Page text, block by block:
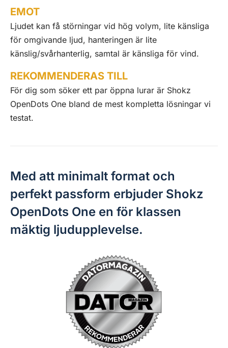
EMOT
Ljudet kan få störningar vid hög volym, lite känsliga
för omgivande ljud, hanteringen är lite
känslig/svårhanterlig, samtal är känsliga för vind.
REKOMMENDERAS TILL
För dig som söker ett par öppna lurar är Shokz
OpenDots One bland de mest kompletta lösningar vi
testat.
Med att minimalt format och
perfekt passform erbjuder Shokz
OpenDots One en för klassen
mäktig ljudupplevelse.